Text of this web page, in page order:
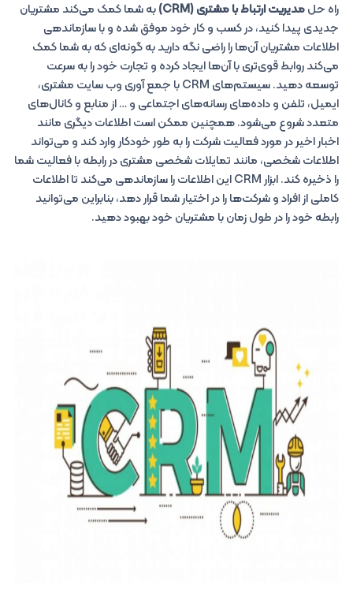
راه حلمدیریت ارتباط با مشتری (CRM)
به شما کمک می‌کند مشتریان
جدیدی پیدا کنید، در کسب و کار خود موفق شده و با سازماندهی
اطلاعات مشتریان آن‌ها را راضی نگه دارید به گونه‌ای که به شما کمک
می‌کند روابط قوی‌تری با آن‌ها ایجاد کرده و تجارت خود را به سرعت
توسعه دهید. سیستم‌های CRM با جمع آوری وب سایت مشتری،
ایمیل، تلفن و داده‌های رسانه‌های اجتماعی و … از منابع و کانال‌های
متعدد شروع می‌شود. همچنین ممکن است اطلاعات دیگری مانند
اخبار اخیر در مورد فعالیت شرکت را به طور خودکار وارد کند و می‌تواند
اطلاعات شخصی، مانند تمایلات شخصی مشتری در رابطه با فعالیت شما
را ذخیره کند. ابزار CRM این اطلاعات را سازماندهی می‌کند تا اطلاعات
کاملی از افراد و شرکت‌ها را در اختیار شما قرار دهد، بنابراین می‌توانید
رابطه خود را در طول زمان با مشتریان خود بهبود دهید.